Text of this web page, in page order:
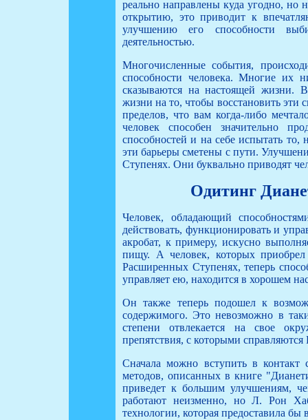
реально направлены куда угодно, но
открытию, это приводит к
улучшению его способности
деятельностью.
Многочисленные события,
способности человека. Многие их
сказываются на настоящей жизни. В
жизни на то, чтобы восстановить эти
пределов, что вам когда-либо
человек способен значительно
способностей и на себе испытать то,
эти барьеры сметены с пути.
Ступенях. Они буквально приводят
Одитинг
Человек, обладающий
действовать, функционировать и
акробат, к примеру, искусно
пищу. А человек, которых приобрел
Расширенных Ступенях, теперь
управляет ею, находится в хорошем
Он также теперь подошел к
содержимого. Это невозможно в
степени отвлекается на свое
препятствия, с которыми
Сначала можно вступить в контакт
методов, описанных в книге
приведет к большим улучшениям,
работают неизменно, но Л. Рон
технологии, которая предоставила